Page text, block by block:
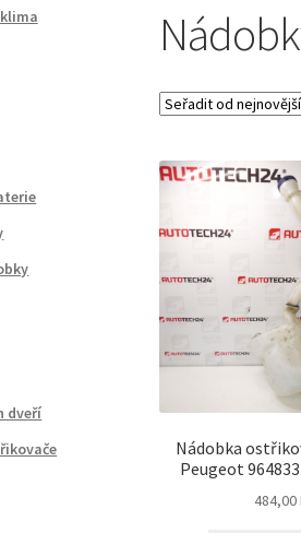
Nádobka
Peugeot
484,00
dveří